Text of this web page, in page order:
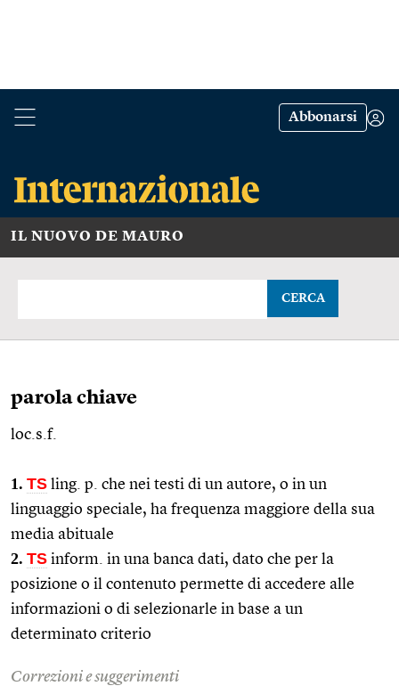
Abbonarsi
IL NUOVO DE MAURO
CERCA
parola chiave
loc.s.f.
1. TS ling. p. che nei testi di un autore, o in un
linguaggio speciale, ha frequenza maggiore della sua
media abituale
2. TS inform.
in una banca dati, dato che per la
posizione o il contenuto permette di accedere alle
informazioni o di selezionarle in base a un
determinato criterio
Correzioni e suggerimenti